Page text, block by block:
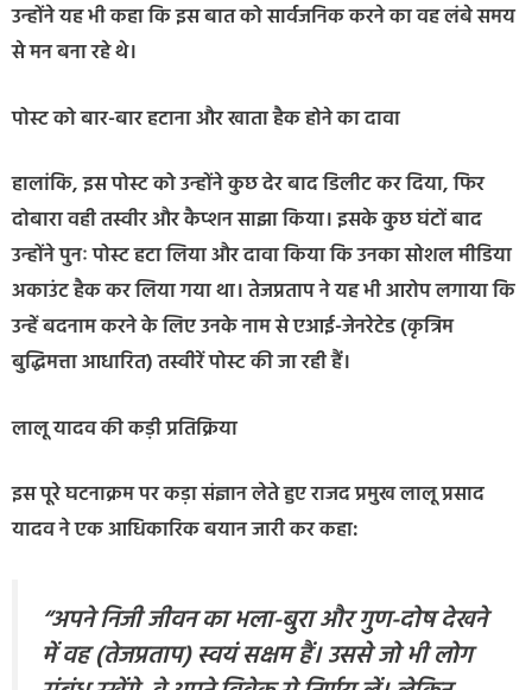
उन्होंने यह भी कहा कि इस बात को सार्वजनिक करने का वह लंबे समय
से मन बना रहे थे।
पोस्ट को बार-बार हटाना और खाता हैक होने का दावा
हालांकि, इस पोस्ट को उन्होंने कुछ देर बाद डिलीट कर दिया, फिर
दोबारा वही तस्वीर और कैप्शन साझा किया। इसके कुछ घंटों बाद
उन्होंने पुनः पोस्ट हटा लिया और दावा किया कि उनका सोशल मीडिया
अकाउंट हैक कर लिया गया था। तेजप्रताप ने यह भी आरोप लगाया कि
उन्हें बदनाम करने के लिए उनके नाम से एआई-जेनरेटेड (कृत्रिम
बुद्धिमत्ता आधारित) तस्वीरें पोस्ट की जा रही हैं।
लालू यादव की कड़ी प्रतिक्रिया
इस पूरे घटनाक्रम पर कड़ा संज्ञान लेते हुए राजद प्रमुख लालू प्रसाद
यादव ने एक आधिकारिक बयान जारी कर कहा:
“अपने निजी जीवन का भला-बुरा और गुण-दोष देखने
में वह (तेजप्रताप) स्वयं सक्षम हैं। उससे जो भी लोग